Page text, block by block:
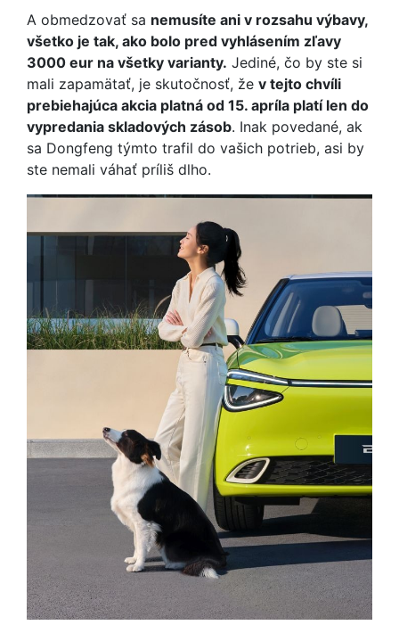
A obmedzovať sa nemusíte ani v rozsahu výbavy,
všetko je tak, ako bolo pred vyhlásením zľavy
3000 eur na všetky varianty. Jediné, čo by ste si
mali zapamätať, je skutočnosť, že v tejto chvíli
prebiehajúca akcia platná od 15. apríla platí len do
vypredania skladových zásob. Inak povedané, ak
sa Dongfeng týmto trafil do vašich potrieb, asi by
ste nemali váhať príliš dlho.